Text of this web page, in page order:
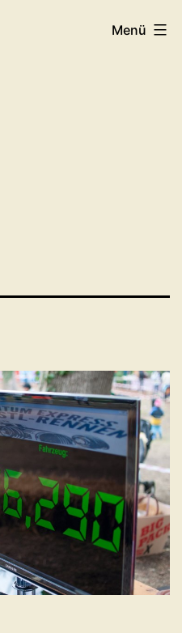
Menü